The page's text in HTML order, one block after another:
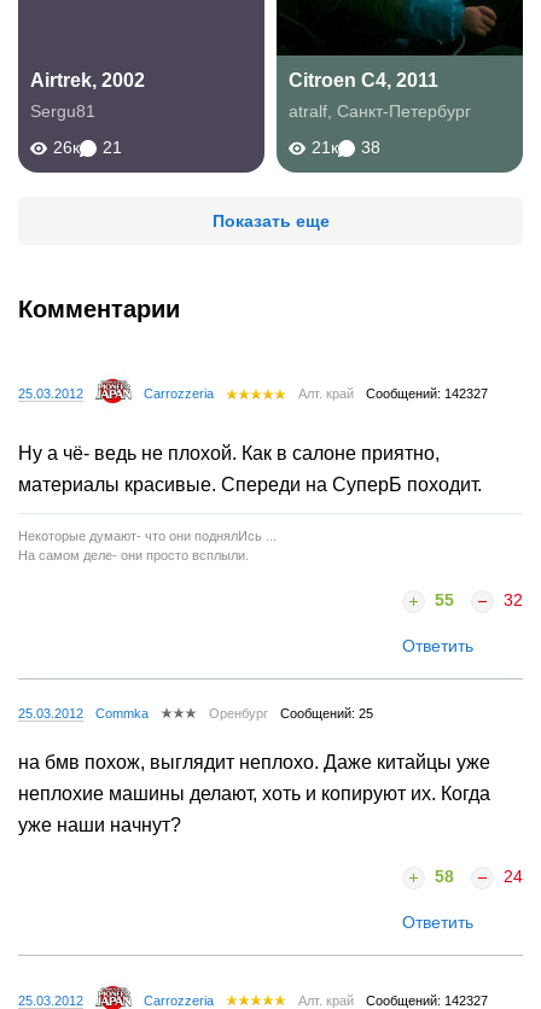
Airtrek, 2002
Sergu81
26к
21
Citroen C4, 2011
atralf Санкт-Петербург
21к
38
Показать еще
Комментарии
25.03.2012 Carrozzeria Алт. край Сообщений: 142327
Ну а чё- ведь не плохой. Как в салоне приятно,
материалы красивые. Спереди на СуперБ походит.
Некоторые думают- что они поднялИсь ...
На самом деле- они просто всплыли.
55 32
Ответить
25.03.2012 Commka Оренбург Сообщений: 25
на бмв похож, выглядит неплохо. Даже китайцы уже
неплохие машины делают, хоть и копируют их. Когда
уже наши начнут?
58 24
Ответить
25.03.2012 Carrozzeria Алт. край Сообщений: 142327